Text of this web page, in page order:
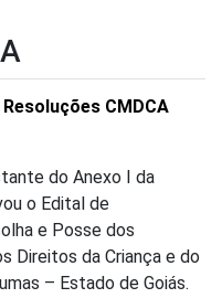
Resoluções CMDCA
do Anexo I da
o Edital de
e Posse dos
Direitos da Criança e do
– Estado de Goiás.